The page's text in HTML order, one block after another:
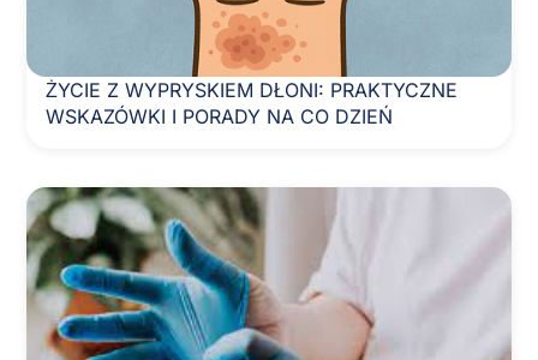
ŻYCIE Z WYPRYSKIEM DŁONI: PRAKTYCZNE
WSKAZÓWKI I PORADY NA CO DZIEŃ